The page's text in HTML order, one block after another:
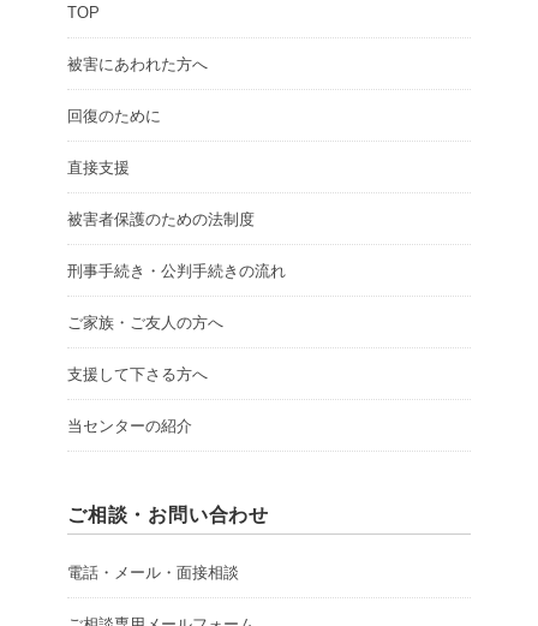
TOP
被害にあわれた方へ
回復のために
直接支援
被害者保護のための法制度
刑事手続き・公判手続きの流れ
ご家族・ご友人の方へ
支援して下さる方へ
当センターの紹介
ご相談・お問い合わせ
電話・メール・面接相談